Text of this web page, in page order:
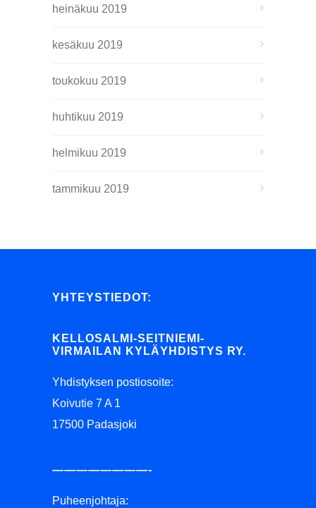
heinäkuu 2019
kesäkuu 2019
toukokuu 2019
huhtikuu 2019
helmikuu 2019
tammikuu 2019
YHTEYSTIEDOT:
KELLOSALMI-SEITNIEMI-
VIRMAILAN KYLÄYHDISTYS RY.
Yhdistyksen postiosoite:
Koivutie 7 A 1
17500 Padasjoki
————————-
Puheenjohtaja: